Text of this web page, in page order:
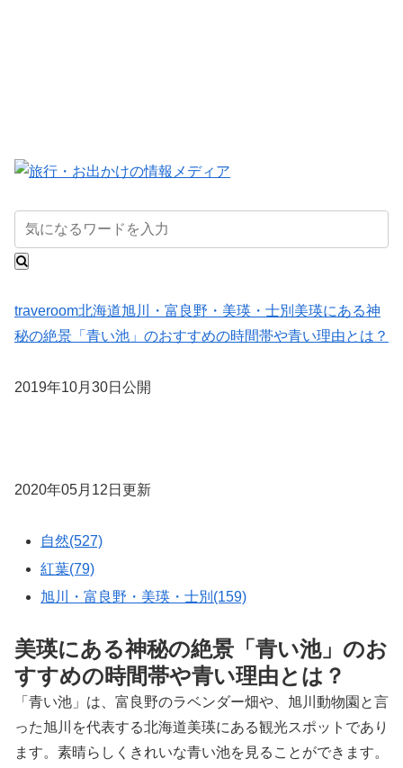
traveroom北海道旭川・富良野・美瑛・士別 美瑛にある神
秘の絶景「青い池」のおすすめの時間帯や青い理由とは？
2019年10月30日公開
2020年05月12日更新
自然(527)
紅葉(79)
旭川・富良野・美瑛・士別(159)
美瑛にある神秘の絶景「青い池」のお
すすめの時間帯や青い理由とは？
「青い池」は、富良野のラベンダー畑や、旭川動物園と言
った旭川を代表する北海道美瑛にある観光スポットであり
ます。素晴らしくきれいな青い池を見ることができます。